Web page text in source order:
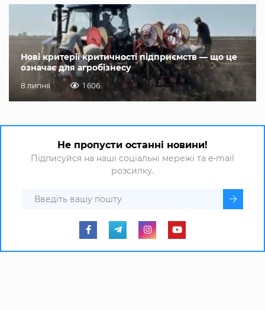
Нові критерії критичності підприємств — що це
означає для агробізнесу
8 липня 1 606
Не пропусти останні новини!
Підписуйся на наші соціальні мережі та e-mail
розсилку.